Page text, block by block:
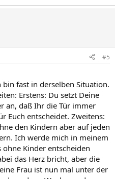
#5
bin fast in derselben Situation.
Erstens: Du setzt Deine
an, daß Ihr die Tür immer
Euch entscheidet. Zweitens:
den Kindern aber auf jeden
Ich werde mich in meinem
Kinder entscheiden
das Herz bricht, aber die
Frau ist nun mal unter der